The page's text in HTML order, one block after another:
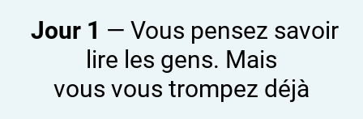
Jour 1 — Vous pensez savoir
lire les gens. Mais
vous vous trompez déjà